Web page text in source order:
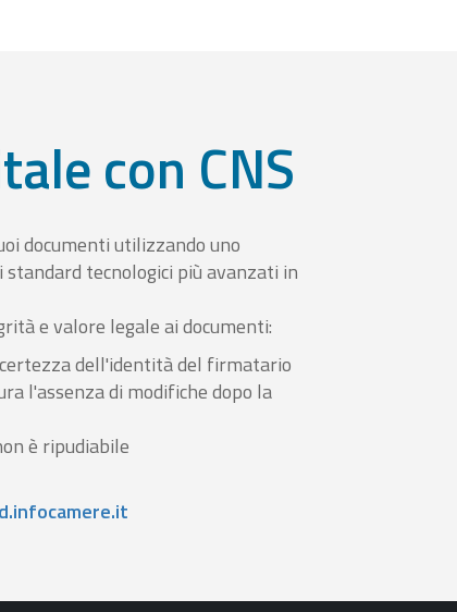
con CNS
documenti utilizzando uno
tecnologici più avanzati in
e valore legale ai documenti:
dell'identità del firmatario
l'assenza di modifiche dopo la
è ripudiabile